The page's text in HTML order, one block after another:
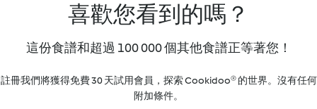
喜歡您看到的嗎？
這份食譜和超過 100 000 個其他食譜正等著您！
註冊我們將獲得免費 30 天試用會員，探索 Cookidoo® 的世界。沒有任何
附加條件。